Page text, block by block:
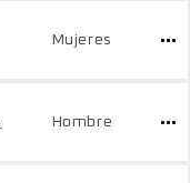
Mujeres
Hombre